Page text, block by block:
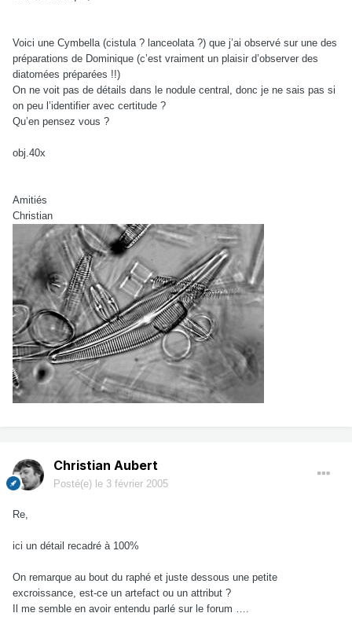
Voici une Cymbella (cistula ? lanceolata ?) que j’ai observé sur une des
préparations de Dominique (c’est vraiment un plaisir d’observer des
diatomées préparées !!)
On ne voit pas de détails dans le nodule central, donc je ne sais pas si
on peu l’identifier avec certitude ?
Qu’en pensez vous ?
obj.40x
Amitiés
Christian
Christian Aubert
Posté(e) le 3 février 2005
Re,
ici un détail recadré à 100%
On remarque au bout du raphé et juste dessous une petite
excroissance, est-ce un artefact ou un attribut ?
Il me semble en avoir entendu parlé sur le forum ….